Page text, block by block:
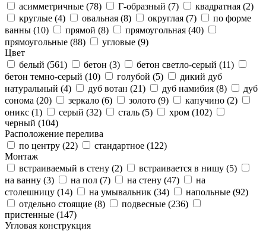
асимметричные (78) Г-образный (7) квадратная (2)
круглые (4) овальная (8) округлая (7)
по форме
ванны (10) прямой (8) прямоугольная (40)
прямоугольные (88) угловые (9)
Цвет
белый (561) бетон (3) бетон светло-серый (11)
бетон темно-серый (10) голубой (5)
дикий дуб
натуральный (4) дуб вотан (21) дуб намибия (8)
дуб
сонома (20) зеркало (6) золото (9) капучино (2)
оникс (1) серый (32) сталь (5) хром (102)
черный (104)
Расположение перелива
по центру (22) стандартное (122)
Монтаж
встраиваемый в стену (2) встраивается в нишу (5)
на ванну (3) на пол (7) на стену (47)
на
столешницу (14) на умывальник (34) напольные (92)
отдельно стоящие (8) подвесные (236)
пристенные (147)
Угловая конструкция